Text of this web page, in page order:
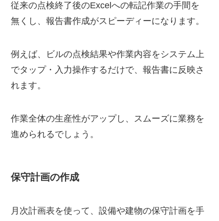
従来の点検終了後のExcelへの転記作業の手間を
無くし、報告書作成がスピーディーになります。
例えば、ビルの点検結果や作業内容をシステム上
でタップ・入力操作するだけで、報告書に反映さ
れます。
作業全体の生産性がアップし、スムーズに業務を
進められるでしょう。
保守計画の作成
月次計画表を使って、設備や建物の保守計画を手